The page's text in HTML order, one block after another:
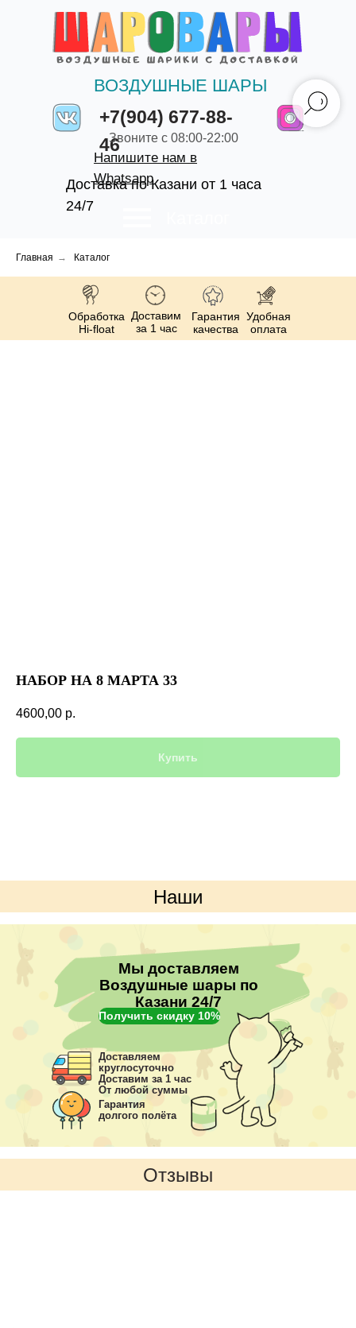
+7(904) 677-88-
46
ВОЗДУШНЫЕ ШАРЫ
Доставка по Казани от 1 часа
24/7
Звоните с 08:00-22:00
Напишите нам в
Whatsapp
Главная → Каталог
Обработка
Hi-float
Доставим
за 1 час
Гарантия
качества
Удобная
оплата
НАБОР НА 8 МАРТА 33
4600,00 р.
Купить
Наши
преимущества
Мы доставляем
Воздушные шары по
Казани 24/7
Получить скидку 10%
Доставляем
круглосуточно
Доставим за 1 час
От любой суммы
Гарантия
долгого полёта
Отзывы